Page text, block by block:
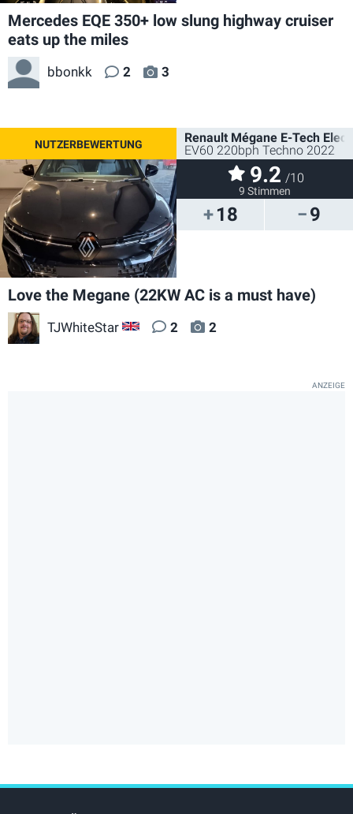
Mercedes EQE 350+ low slung highway cruiser
eats up the miles
bbonkk 2 3
18 9
Renault Mégane E-Tech
EV60 220bph Techno 2022
9.2 /10
9 Stimmen
Love the Megane (22KW AC is a must have)
TJWhiteStar GB 2 2